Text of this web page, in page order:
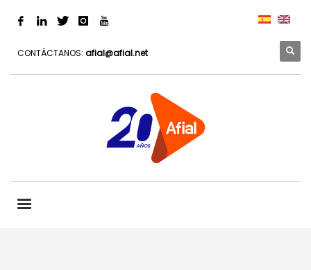
CONTÁCTANOS: afial@afial.net